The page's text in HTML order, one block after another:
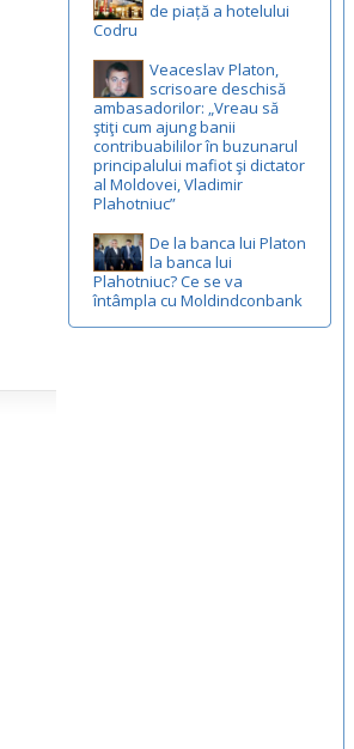
de piață a hotelului
Codru
Veaceslav Platon,
scrisoare deschisă
ambasadorilor: „Vreau să
ştiţi cum ajung banii
contribuabililor în buzunarul
principalului mafiot şi dictator
al Moldovei, Vladimir
Plahotniuc”
De la banca lui Platon
la banca lui
Plahotniuc? Ce se va
întâmpla cu Moldindconbank